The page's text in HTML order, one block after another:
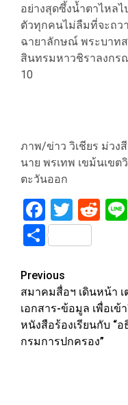
อย่างสุดซึ้งน้ำตาไหล
ตัวทุกคนไม่ลืมที่จะถว
ฉายาลักษณ์ พระบาท
สินทรมหาวชิราลงกร
10
ภาพ/ข่าว วิเชียร ม่ว
นาย พรเทพ เขม้นเข
ตะวันออก
Share
Post
Previous
สมาคมสื่อฯ เดินหน้า เ
เอกสาร-ข้อมูล เพื่อเข้
หนังสือร้องเรียนกับ “อ
กรมการปกครอง”